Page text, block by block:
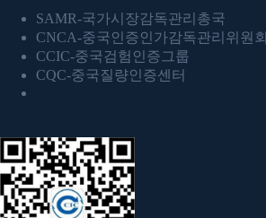
SAMR-국가시장감독관리총국
CNCA-중국인증인가감독관리위원회
CCIC-중국검험인증그룹
CQC-중국질량인증센터